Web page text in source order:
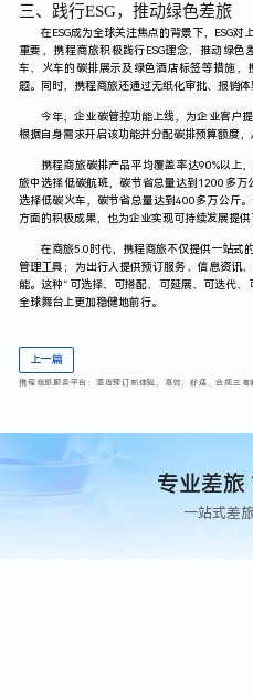
三、践行ESG，推动绿色差旅
在ESG成为全球关注焦点的背景下，ESG
重要，携程商旅积极践行ESG理念，推动绿
车、火车的碳排展示及绿色酒店标签等措施
题。同时，携程商旅还通过无纸化审批、报销
今年，企业碳管控功能上线，为企业客户
根据自身需求开启该功能并分配碳排预算额度
携程商旅碳排产品平均覆盖率达90%以上
旅中选择低碳航班，碳节省总量达到1200多
选择低碳火车，碳节省总量达到400多万公斤
方面的积极成果，也为企业实现可持续发展提供
在商旅5.0时代，携程商旅不仅提供一站式
管理工具；为出行人提供预订服务、信息资讯
能。这种“可选择、可搭配、可延展、可迭代
全球舞台上更加稳健地前行。
上一篇
携程商旅服务平台：酒店预订新体验，高效、舒适、合规三者
专业差旅
一站式差